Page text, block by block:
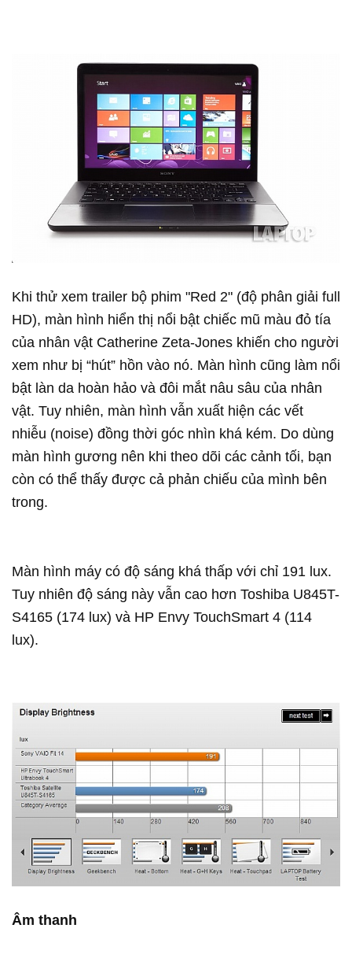
Khi thử xem trailer bộ phim "Red 2" (độ phân giải full
HD), màn hình hiển thị nổi bật chiếc mũ màu đỏ tía
của nhân vật Catherine Zeta-Jones khiến cho người
xem như bị “hút” hồn vào nó. Màn hình cũng làm nổi
bật làn da hoàn hảo và đôi mắt nâu sâu của nhân
vật. Tuy nhiên, màn hình vẫn xuất hiện các vết
nhiễu (noise) đồng thời góc nhìn khá kém. Do dùng
màn hình gương nên khi theo dõi các cảnh tối, bạn
còn có thể thấy được cả phản chiếu của mình bên
trong.
Màn hình máy có độ sáng khá thấp với chỉ 191 lux.
Tuy nhiên độ sáng này vẫn cao hơn Toshiba U845T-
S4165 (174 lux) và HP Envy TouchSmart 4 (114
lux).
Âm thanh